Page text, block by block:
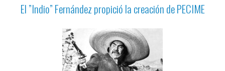
El ”Indio” Fernández propició la creación de PECIME